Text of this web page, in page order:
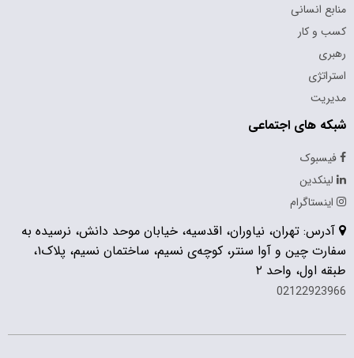
منابع انسانی
کسب و کار
رهبری
استراتژی
مدیریت
شبکه های اجتماعی
فیسبوک
لینکدین
اینستاگرام
آدرس: تهران، نیاوران، اقدسیه، خیابان موحد دانش، نرسیده به
سفارت چین و آوا سنتر، کوچه‌ی نسیم، ساختمان نسیم، پلاک۱،
طبقه اول، واحد ۲
02122923966